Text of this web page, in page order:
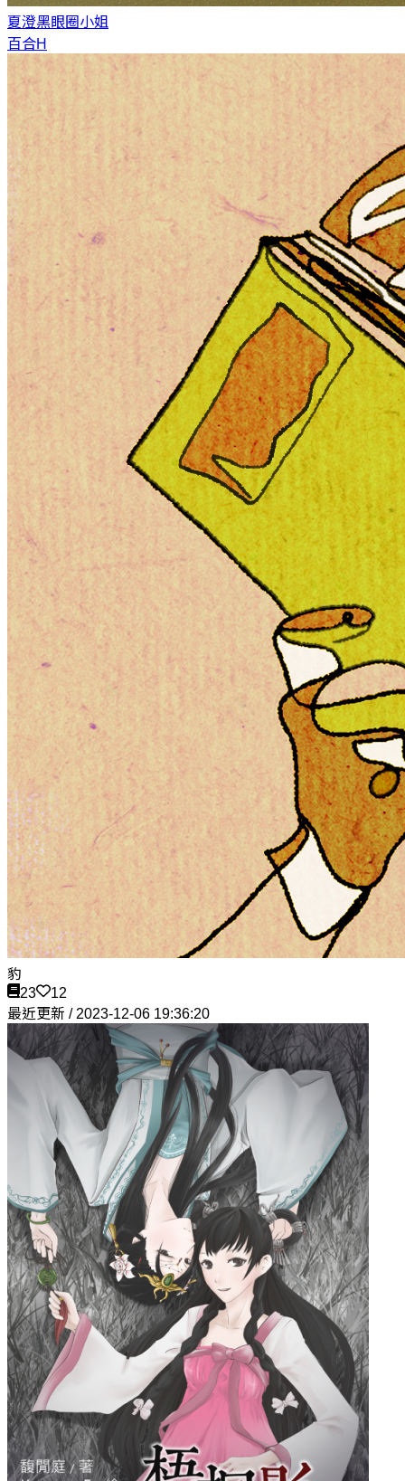
夏澄黑眼圈小姐
百合H
豹
23
12
最近更新 / 2023-12-06 19:36:20